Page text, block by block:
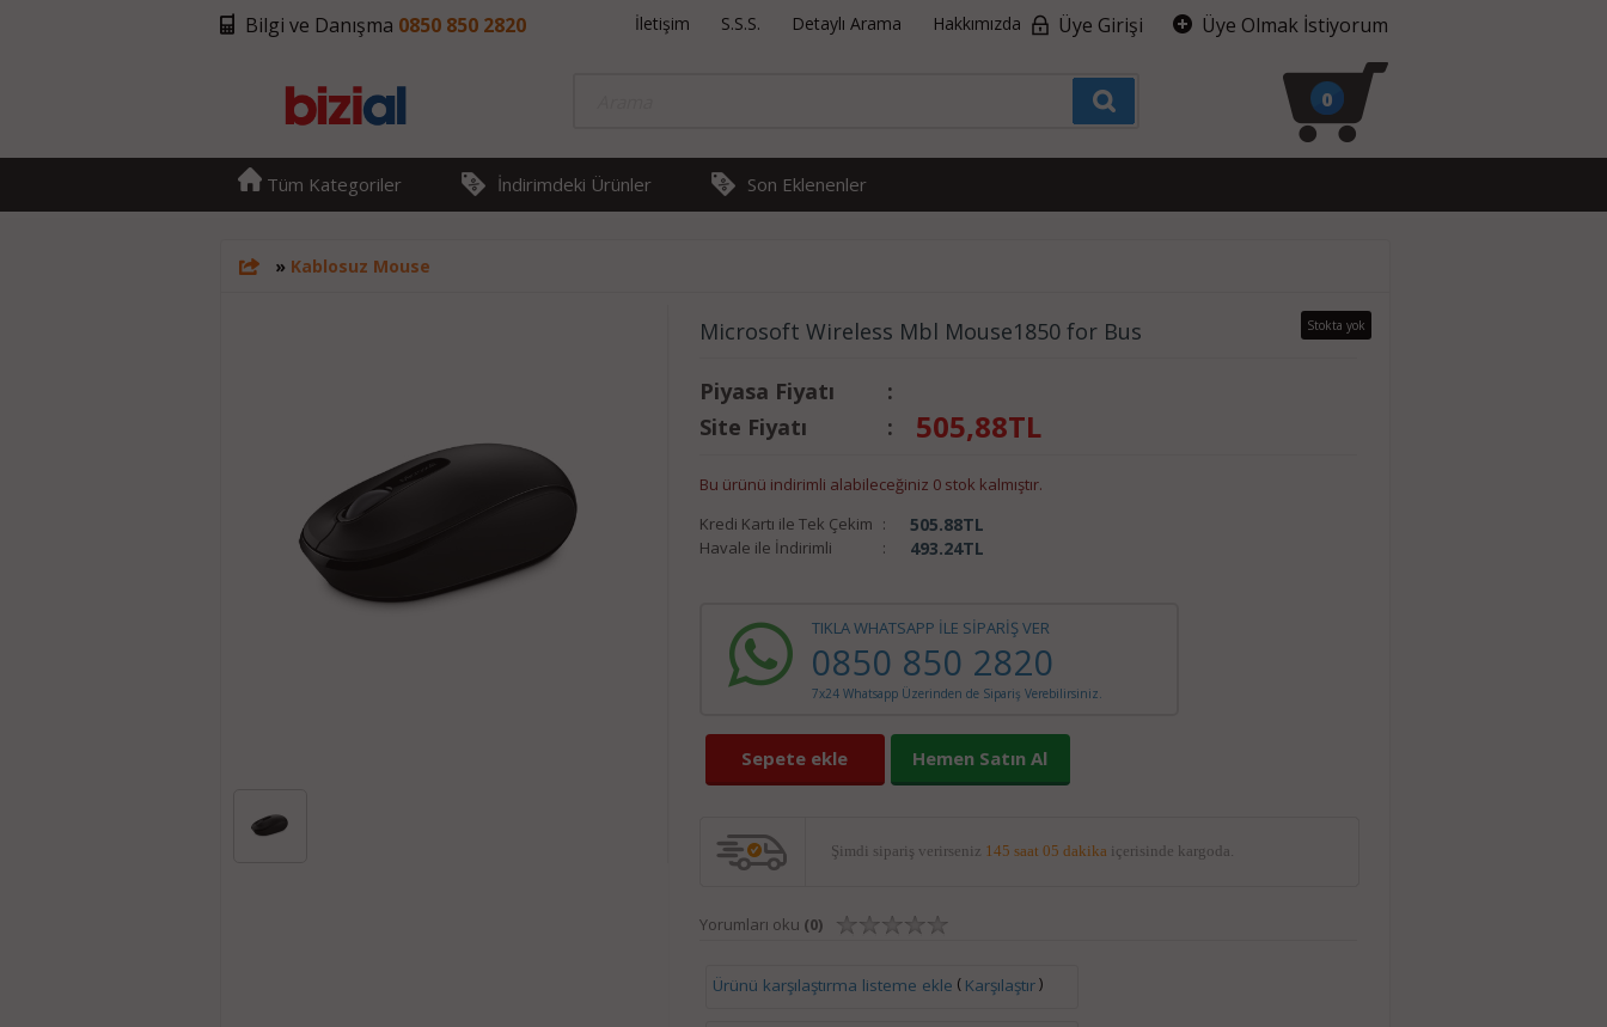
Bilgi ve Danışma 0850 850 2820 İletişim S.S.S. Detaylı Arama Hakkımızda Üye Girişi Üye Olmak İstiyorum
0
Tüm Kategoriler İndirimdeki Ürünler Son Eklenenler
» Kablosuz Mouse
Stokta yok
Microsoft Wireless Mbl Mouse1850 for Bus
Piyasa Fiyatı
:
Site Fiyatı
: 505,88TL
Bu ürünü indirimli alabileceğiniz 0 stok kalmıştır.
Kredi Kartı ile Tek Çekim : 505.88TL
Havale ile İndirimli : 493.24TL
TIKLA WHATSAPP İLE SİPARİŞ VER
0850 850 2820
7x24 Whatsapp Üzerinden de Sipariş Verebilirsiniz.
Sepete ekle Hemen Satın Al
Şimdi sipariş verirseniz 145 saat 05 dakika içerisinde kargoda.
Yorumları oku (0)
Ürünü karşılaştırma listeme ekle ( Karşılaştır)